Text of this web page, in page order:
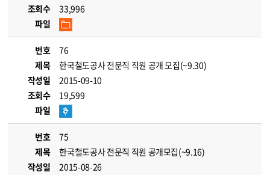
조회수
33,996
파일
번호
76
제목
한국철도공사 전문직 직원 공개 모집(~9.30)
작성일
2015-09-10
조회수
19,599
파일
번호
75
제목
한국철도공사 전문직 직원 공개모집(~9.16)
작성일
2015-08-26